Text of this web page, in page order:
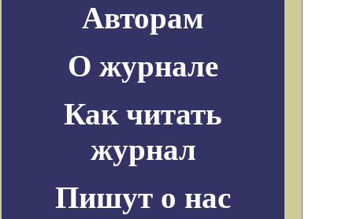
Авторам
О журнале
Как читать
журнал
Пишут о нас